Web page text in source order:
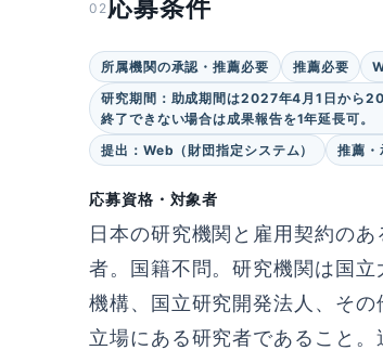
02 応募条件
所属機関の承認・推薦必要 推薦必要
研究期間：助成期間は2027年4月1日から
終了できない場合は成果報告を1年延長可。
提出：Web（財団指定システム）
推薦・
応募資格・対象者
日本の研究機関と雇用契約の
者。国籍不問。研究機関は国
機構、国立研究開発法人、そ
立場にある研究者であること